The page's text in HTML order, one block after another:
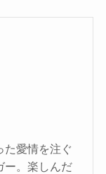
た愛情を注ぐ
ー。楽しんだ